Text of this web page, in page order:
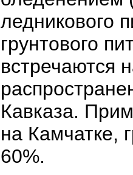
ледникового
грунтового
встречаются
Кавказа.
на Камчатке,
60%.